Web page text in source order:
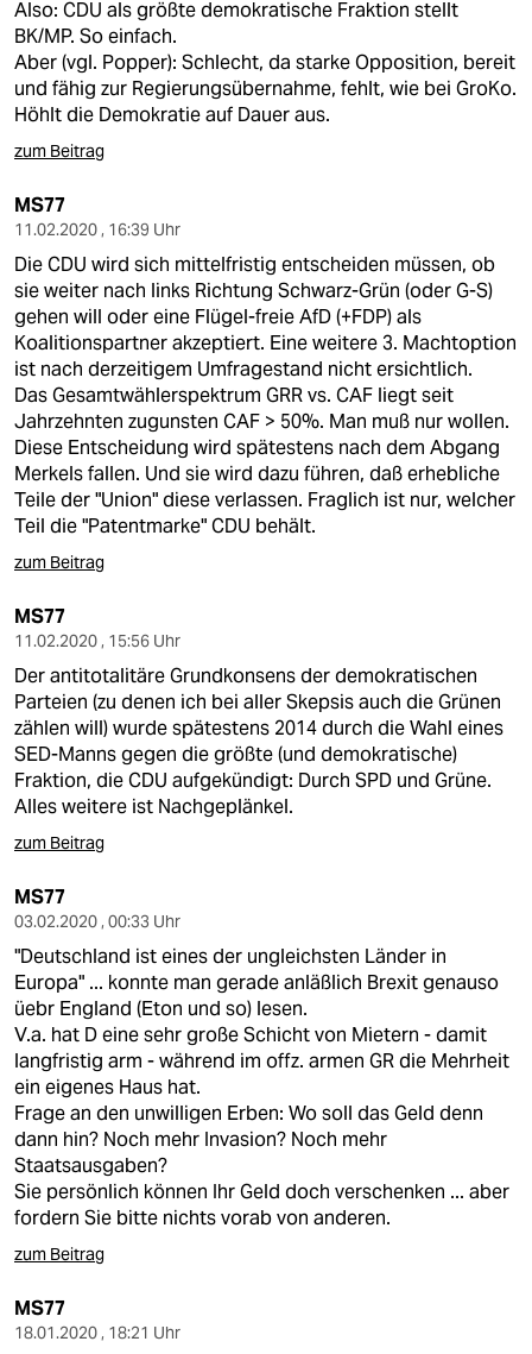
Also: CDU als größte demokratische Fraktion stellt
BK/MP. So einfach.
Aber (vgl. Popper): Schlecht, da starke Opposition, bereit
und fähig zur Regierungsübernahme, fehlt, wie bei GroKo.
Höhlt die Demokratie auf Dauer aus.
zum Beitrag
MS77
11.02.2020 , 16:39 Uhr
Die CDU wird sich mittelfristig entscheiden müssen, ob
sie weiter nach links Richtung Schwarz-Grün (oder G-S)
gehen will oder eine Flügel-freie AfD (+FDP) als
Koalitionspartner akzeptiert. Eine weitere 3. Machtoption
ist nach derzeitigem Umfragestand nicht ersichtlich.
Das Gesamtwählerspektrum GRR vs. CAF liegt seit
Jahrzehnten zugunsten CAF > 50%. Man muß nur wollen.
Diese Entscheidung wird spätestens nach dem Abgang
Merkels fallen. Und sie wird dazu führen, daß erhebliche
Teile der "Union" diese verlassen. Fraglich ist nur, welcher
Teil die "Patentmarke" CDU behält.
zum Beitrag
MS77
11.02.2020 , 15:56 Uhr
Der antitotalitäre Grundkonsens der demokratischen
Parteien (zu denen ich bei aller Skepsis auch die Grünen
zählen will) wurde spätestens 2014 durch die Wahl eines
SED-Manns gegen die größte (und demokratische)
Fraktion, die CDU aufgekündigt: Durch SPD und Grüne.
Alles weitere ist Nachgeplänkel.
zum Beitrag
MS77
03.02.2020 , 00:33 Uhr
"Deutschland ist eines der ungleichsten Länder in
Europa" ... konnte man gerade anläßlich Brexit genauso
üebr England (Eton und so) lesen.
V.a. hat D eine sehr große Schicht von Mietern - damit
langfristig arm - während im offz. armen GR die Mehrheit
ein eigenes Haus hat.
Frage an den unwilligen Erben: Wo soll das Geld denn
dann hin? Noch mehr Invasion? Noch mehr
Staatsausgaben?
Sie persönlich können Ihr Geld doch verschenken ... aber
fordern Sie bitte nichts vorab von anderen.
zum Beitrag
MS77
18.01.2020 , 18:21 Uhr